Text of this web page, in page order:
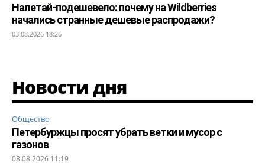
Налетай-подешевело: почему на Wildberries
начались странные дешевые распродажи?
03.08.2026 18:26
Новости дня
Общество
Петербуржцы просят убрать ветки и мусор с
газонов
08.08.2026 11:19